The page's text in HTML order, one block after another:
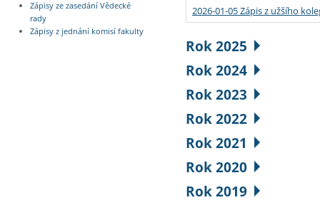
Zápisy ze zasedání Vědecké
rady
Zápisy z jednání komisí fakulty
2026-01-05 Zápis z užšího
Rok 2025
Rok 2024
Rok 2023
Rok 2022
Rok 2021
Rok 2020
Rok 2019